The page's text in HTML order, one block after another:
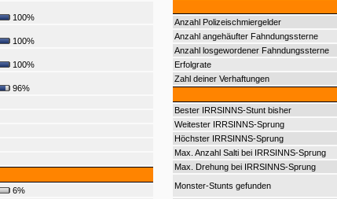
100%
100%
100%
96%
6%
Anzahl Polizeischmiergelder
Anzahl angehäufter Fahndungssterne
Anzahl losgewordener Fahndungssterne
Erfolgrate
Zahl deiner Verhaftungen
Bester IRRSINNS-Stunt bisher
Weitester IRRSINNS-Sprung
Höchster IRRSINNS-Sprung
Max. Anzahl Salti bei IRRSINNS-Sprung
Max. Drehung bei IRRSINNS-Sprung
Monster-Stunts gefunden